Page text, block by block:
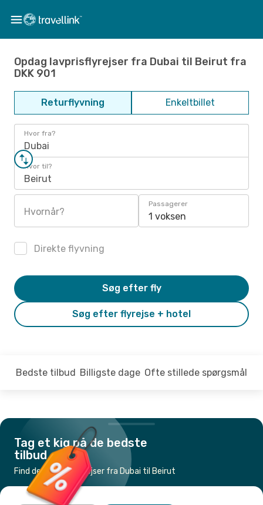
Opdag lavprisflyrejser fra Dubai til Beirut fra
DKK 901
Returflyvning Enkeltbillet
Hvor fra?
Dubai
Hvor til?
Beirut
Hvornår?
Passagerer
1 voksen
Direkte flyvning
Søg efter flyrejse + hotel
Søg efter fly
Bedste tilbud Billigste dage Ofte stillede spørgsmål
Tag et kig på de bedste
tilbud
Find de billigste flyrejser fra Dubai til Beirut